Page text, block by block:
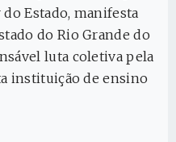
Estado, manifesta
do Rio Grande do
luta coletiva pela
instituição de ensino